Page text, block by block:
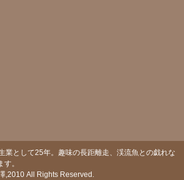
として25年。趣味の長距離走、渓流魚との戯れな
。
All Rights Reserved.